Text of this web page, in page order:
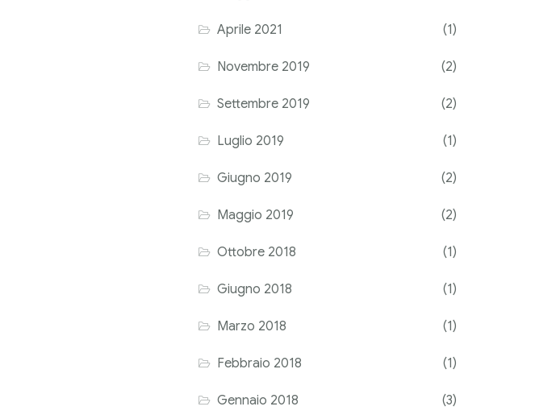
Aprile 2021 (1)
Novembre 2019 (2)
Settembre 2019 (2)
Luglio 2019 (1)
Giugno 2019 (2)
Maggio 2019 (2)
Ottobre 2018 (1)
Giugno 2018 (1)
Marzo 2018 (1)
Febbraio 2018 (1)
Gennaio 2018 (3)